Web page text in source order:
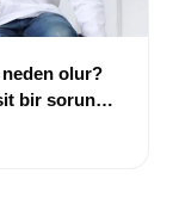
olur?
bir sorun